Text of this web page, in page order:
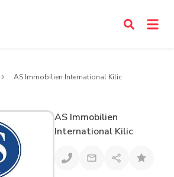
AS Immobilien International Kilic
AS Immobilien
International Kilic